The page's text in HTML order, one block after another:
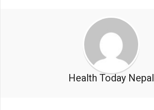
Health Today Nepal